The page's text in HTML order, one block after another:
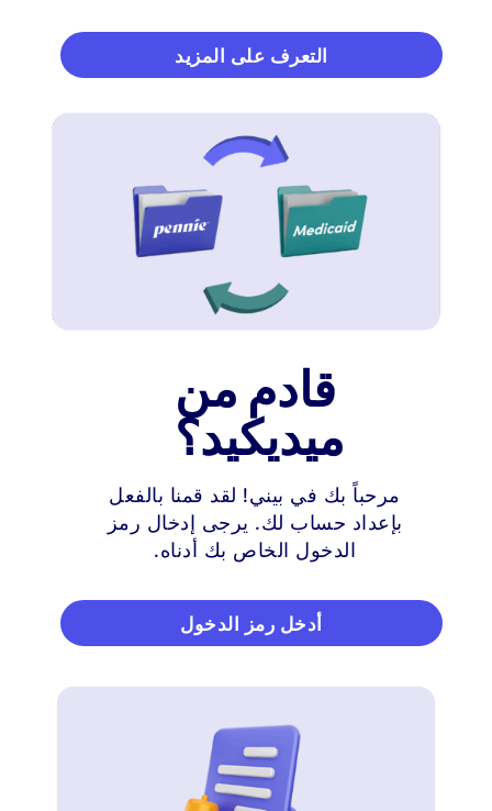
التعرف على المزيد
قادم من
ميديكيد؟
مرحباً بك في بيني! لقد قمنا بالفعل
بإعداد حساب لك. يرجى إدخال رمز
الدخول الخاص بك أدناه.
أدخل رمز الدخول